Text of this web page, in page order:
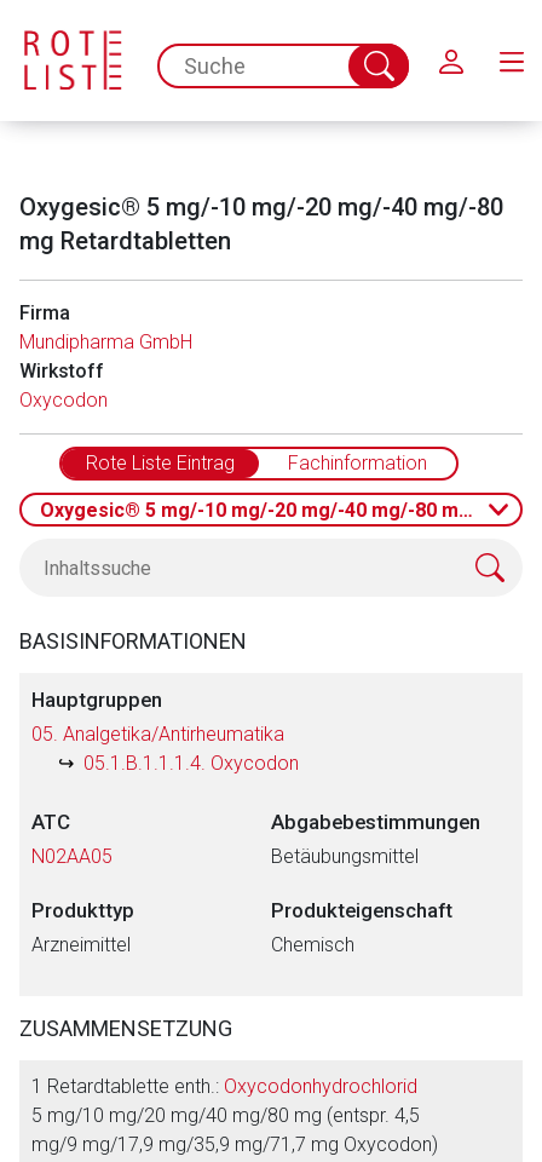
spc.search.input.placeholder
Suche
abschicken
Oxygesic® 5 mg/-10 mg/-20 mg/-40 mg/-80
mg Retardtabletten
Firma
Mundipharma GmbH
Wirkstoff
Oxycodon
Rote Liste Eintrag Fachinformation
Oxygesic® 5 mg/-10 mg/-20 mg/-40 mg/-80 mg
BASISINFORMATIONEN
Hauptgruppen
05. Analgetika/Antirheumatika
05.1.B.1.1.1.4. Oxycodon
ATC
N02AA05
Abgabebestimmungen
Betäubungsmittel
Produkttyp
Arzneimittel
Produkteigenschaft
Chemisch
ZUSAMMENSETZUNG
1 Retardtablette enth.: Oxycodonhydrochlorid
5 mg/10 mg/20 mg/40 mg/80 mg (entspr. 4,5
mg/9 mg/17,9 mg/35,9 mg/71,7 mg Oxycodon)
Aufruf einer externen Seite
Der von Ihnen aufgerufene Link öffnet eine externe Web-
Seite. Für die Inhalte der externen Web-Seite ist deren
Betreiber verantwortlich. Ebenso gelten dort ggf. andere